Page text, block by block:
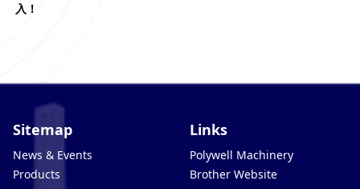
入！
Sitemap
News & Events
Products
Links
Polywell Machinery
Brother Website